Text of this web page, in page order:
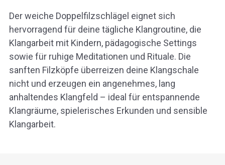
Der weiche Doppelfilzschlägel eignet sich
hervorragend für deine tägliche Klangroutine, die
Klangarbeit mit Kindern, pädagogische Settings
sowie für ruhige Meditationen und Rituale. Die
sanften Filzköpfe überreizen deine Klangschale
nicht und erzeugen ein angenehmes, lang
anhaltendes Klangfeld – ideal für entspannende
Klangräume, spielerisches Erkunden und sensible
Klangarbeit.